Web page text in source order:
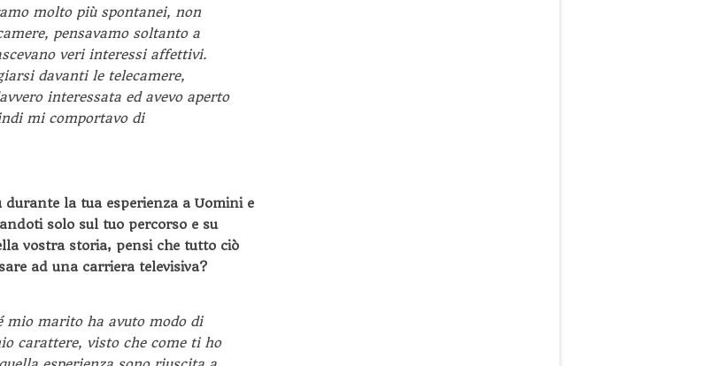
molto più spontanei, non
pensavamo soltanto a
veri interessi affettivi.
davanti le telecamere,
interessata ed avevo aperto
mi comportavo di
la tua esperienza a Uomini e
solo sul tuo percorso e su
vostra storia, pensi che tutto ciò
ad una carriera televisiva?
mio marito ha avuto modo di
carattere, visto che come ti ho